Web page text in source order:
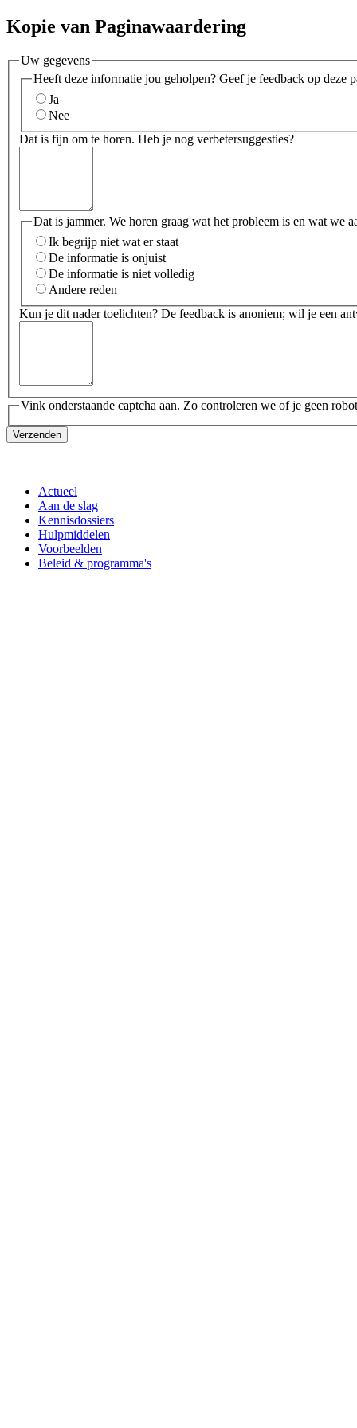
Kopie van Paginawaardering
Uw gegevens
Heeft deze informatie jou geholpen? Geef je feedback op deze
Ja
Nee
Dat is fijn om te horen. Heb je nog verbetersuggesties?
Dat is jammer. We horen graag wat het probleem is en wat we
Ik begrijp niet wat er staat
De informatie is onjuist
De informatie is niet volledig
Andere reden
Kun je dit nader toelichten? De feedback is anoniem; wil je een
Vink onderstaande captcha aan. Zo controleren we of je geen
Verzenden
Actueel
Aan de slag
Kennisdossiers
Hulpmiddelen
Voorbeelden
Beleid & programma's